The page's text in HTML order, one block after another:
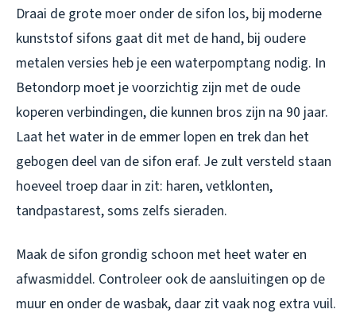
Draai de grote moer onder de sifon los, bij moderne
kunststof sifons gaat dit met de hand, bij oudere
metalen versies heb je een waterpomptang nodig. In
Betondorp moet je voorzichtig zijn met de oude
koperen verbindingen, die kunnen bros zijn na 90 jaar.
Laat het water in de emmer lopen en trek dan het
gebogen deel van de sifon eraf. Je zult versteld staan
hoeveel troep daar in zit: haren, vetklonten,
tandpastarest, soms zelfs sieraden.
Maak de sifon grondig schoon met heet water en
afwasmiddel. Controleer ook de aansluitingen op de
muur en onder de wasbak, daar zit vaak nog extra vuil.